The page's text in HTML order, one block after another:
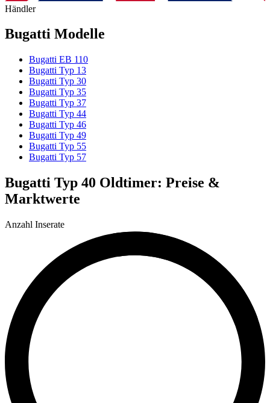
Händler
Bugatti Modelle
Bugatti EB 110
Bugatti Typ 13
Bugatti Typ 30
Bugatti Typ 35
Bugatti Typ 37
Bugatti Typ 44
Bugatti Typ 46
Bugatti Typ 49
Bugatti Typ 55
Bugatti Typ 57
Bugatti Typ 40 Oldtimer: Preise &
Marktwerte
Anzahl Inserate